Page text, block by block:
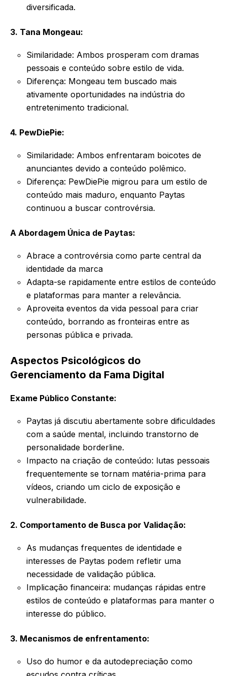
diversificada.
3. Tana Mongeau:
Similaridade: Ambos prosperam com dramas
pessoais e conteúdo sobre estilo de vida.
Diferença: Mongeau tem buscado mais
ativamente oportunidades na indústria do
entretenimento tradicional.
4. PewDiePie:
Similaridade: Ambos enfrentaram boicotes de
anunciantes devido a conteúdo polêmico.
Diferença: PewDiePie migrou para um estilo de
conteúdo mais maduro, enquanto Paytas
continuou a buscar controvérsia.
A Abordagem Única de Paytas:
Abrace a controvérsia como parte central da
identidade da marca
Adapta-se rapidamente entre estilos de conteúdo
e plataformas para manter a relevância.
Aproveita eventos da vida pessoal para criar
conteúdo, borrando as fronteiras entre as
personas pública e privada.
Aspectos Psicológicos do
Gerenciamento da Fama Digital
Exame Público Constante:
Paytas já discutiu abertamente sobre dificuldades
com a saúde mental, incluindo transtorno de
personalidade borderline.
Impacto na criação de conteúdo: lutas pessoais
frequentemente se tornam matéria-prima para
vídeos, criando um ciclo de exposição e
vulnerabilidade.
2. Comportamento de Busca por Validação:
As mudanças frequentes de identidade e
interesses de Paytas podem refletir uma
necessidade de validação pública.
Implicação financeira: mudanças rápidas entre
estilos de conteúdo e plataformas para manter o
interesse do público.
3. Mecanismos de enfrentamento:
Uso do humor e da autodepreciação como